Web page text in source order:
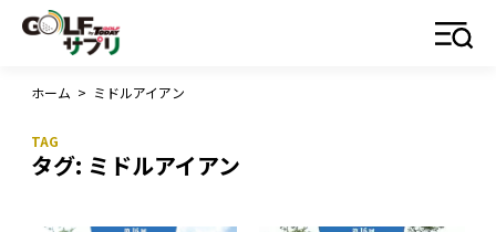
ホーム > ミドルアイアン
タグ: ミドルアイアン